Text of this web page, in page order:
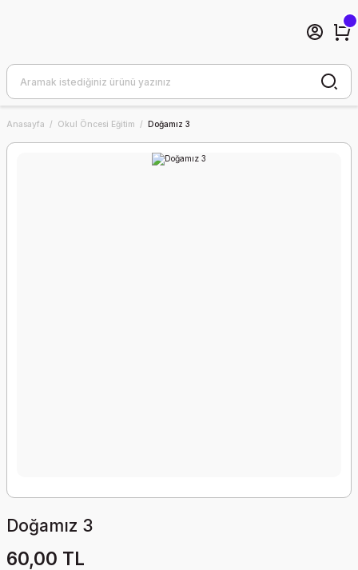
Anasayfa Okul Öncesi Eğitim Doğamız 3
Doğamız 3
60,00 TL